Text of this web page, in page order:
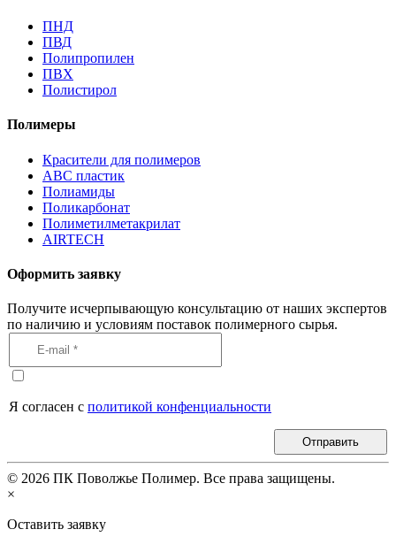
ПНД
ПВД
Полипропилен
ПВХ
Полистирол
Полимеры
Красители для полимеров
АВС пластик
Полиамиды
Поликарбонат
Полиметилметакрилат
AIRTECH
Оформить заявку
Получите исчерпывающую консультацию от наших экспертов
по наличию и условиям поставок полимерного сырья.
Я согласен с политикой конфенциальности
Отправить
© 2026 ПК Поволжье Полимер. Все права защищены.
×
Оставить заявку